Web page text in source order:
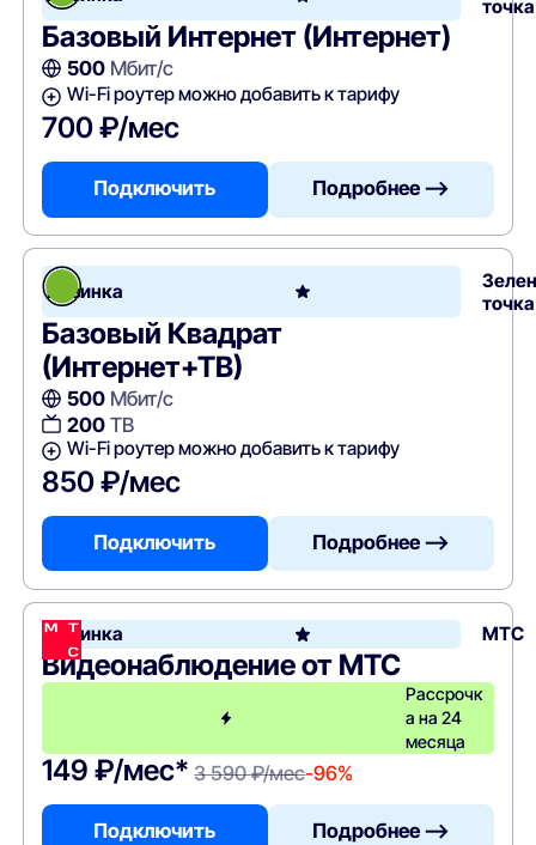
точка
Базовый Интернет (Интернет)
500Мбит/с
Wi-Fi роутер можно добавить к тарифу
700 ₽/мес
Подключить Подробнее —>
Новинка
точка
Базовый Квадрат
(Интернет+ТВ)
500Мбит/с
200ТВ
Wi-Fi роутер можно добавить к тарифу
850 ₽/мес
Подключить Подробнее —>
Новинка МТС
Видеонаблюдение от МТС
Рассрочк
а на 24
месяца
149 ₽/мес* 3 590 ₽/мес-96%
Подключить Подробнее —>